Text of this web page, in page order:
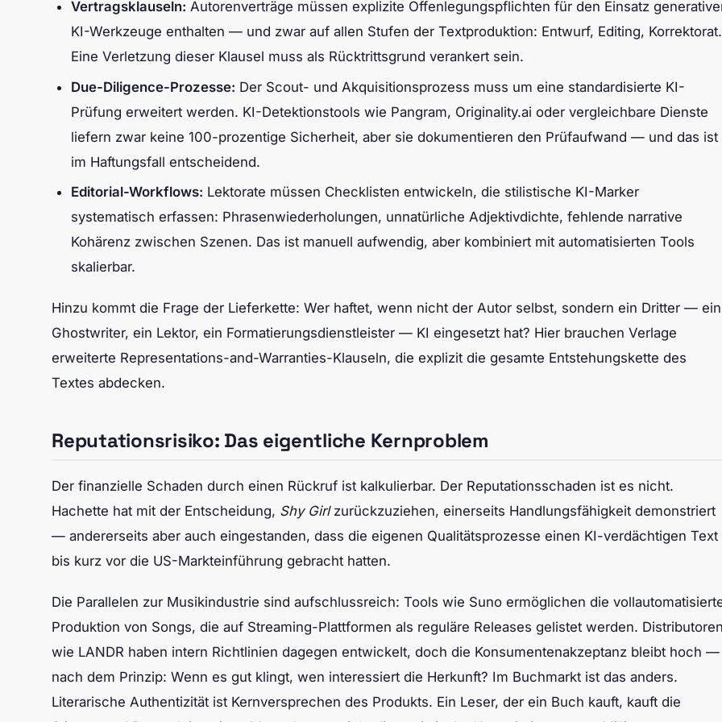
Vertragsklauseln: Autorenverträge müssen explizite Offenlegungspflichten für den Einsatz
KI-Werkzeuge enthalten — und zwar auf allen Stufen der Textproduktion: Entwurf, Editing, Korrektorat.
Eine Verletzung dieser Klausel muss als Rücktrittsgrund verankert sein.
Due-Diligence-Prozesse: Der Scout- und Akquisitionsprozess muss um eine standardisierte KI-
Prüfung erweitert werden. KI-Detektionstools wie Pangram, Originality.ai oder vergleichbare Dienste
liefern zwar keine 100-prozentige Sicherheit, aber sie dokumentieren den Prüfaufwand — und das ist
im Haftungsfall entscheidend.
Editorial-Workflows: Lektorate müssen Checklisten entwickeln, die stilistische KI-Marker
systematisch erfassen: Phrasenwiederholungen, unnatürliche Adjektivdichte, fehlende narrative
Kohärenz zwischen Szenen. Das ist manuell aufwendig, aber kombiniert mit automatisierten Tools
skalierbar.
Hinzu kommt die Frage der Lieferkette: Wer haftet, wenn nicht der Autor selbst, sondern ein Dritter — ein
Ghostwriter, ein Lektor, ein Formatierungsdienstleister — KI eingesetzt hat? Hier brauchen Verlage
erweiterte Representations-and-Warranties-Klauseln, die explizit die gesamte Entstehungskette des
Textes abdecken.
Reputationsrisiko: Das eigentliche Kernproblem
Der finanzielle Schaden durch einen Rückruf ist kalkulierbar. Der Reputationsschaden ist es nicht.
Hachette hat mit der Entscheidung, Shy Girlzurückzuziehen, einerseits Handlungsfähigkeit demonstriert
— andererseits aber auch eingestanden, dass die eigenen Qualitätsprozesse einen KI-verdächtigen Text
bis kurz vor die US-Markteinführung gebracht hatten.
Die Parallelen zur Musikindustrie sind aufschlussreich: Tools wie Suno ermöglichen die
Produktion von Songs, die auf Streaming-Plattformen als reguläre Releases gelistet werden.
wie LANDR haben intern Richtlinien dagegen entwickelt, doch die Konsumentenakzeptanz bleibt hoch —
nach dem Prinzip: Wenn es gut klingt, wen interessiert die Herkunft? Im Buchmarkt ist das anders.
Literarische Authentizität ist Kernversprechen des Produkts. Ein Leser, der ein Buch kauft, kauft die